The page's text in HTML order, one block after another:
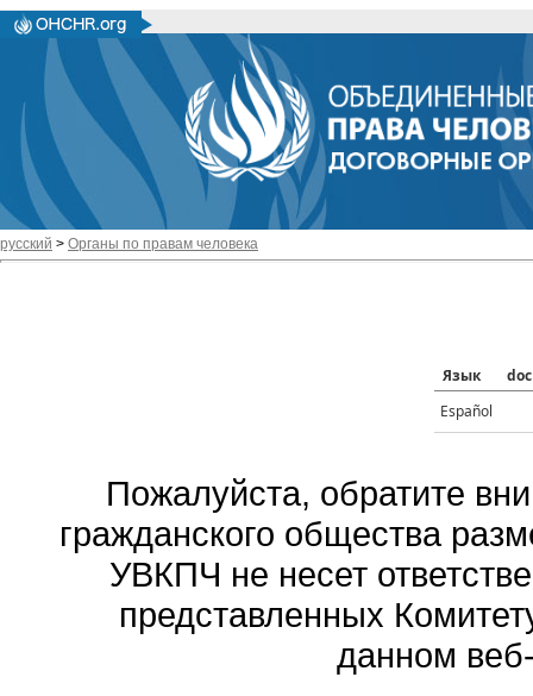
русский > Органы по правам человека
Язык
doc
Español
Пожалуйста, обратите
гражданского общества
УВКПЧ не несет
представленных
данном